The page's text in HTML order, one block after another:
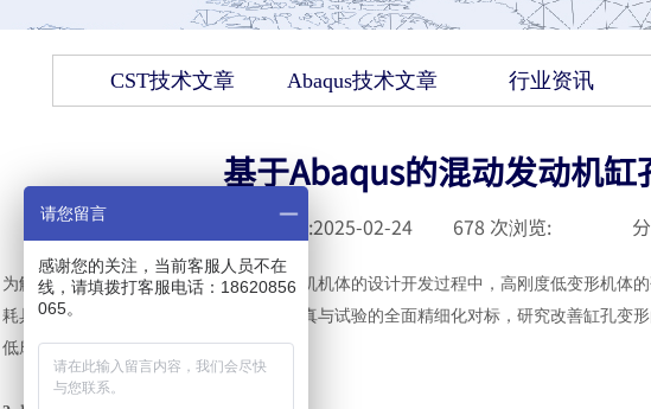
CST技术文章 Abaqus技术文章 行业资讯
基于Abaqus的混动发动机缸
发布时间 :2025-02-24 678 次浏览:
为解决摩擦功、油耗等问题，在混动发动机机体的设计开发过程中，高刚度低变形机体
耗具有特别重要的工程意义。本文通过仿真与试验的全面精细化对标，研究改善缸孔变
低摩擦功和节省油耗的目标。
请您留言
感谢您的关注，当前客服人员不在
线，请填拨打客服电话：18620856
065。